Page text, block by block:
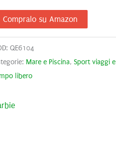
Compralo su Amazon
QE6104
Mare e Piscina, Sport viaggi e
libero